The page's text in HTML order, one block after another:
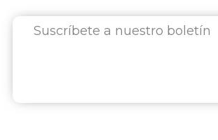
Suscríbete a nuestro boletín